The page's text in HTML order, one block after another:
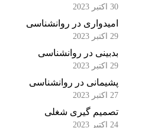
امیدواری در روانشناسی
بدبینی در روانشناسی
پشیمانی در روانشناسی
تصمیم گیری شغلی